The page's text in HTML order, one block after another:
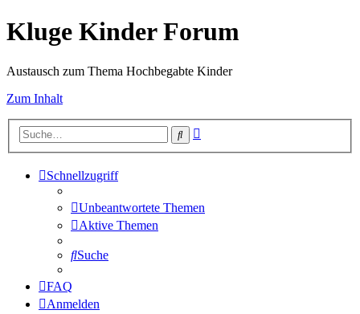
Kluge Kinder Forum
Austausch zum Thema Hochbegabte Kinder
Zum Inhalt
Suche
Schnellzugriff
Unbeantwortete Themen
Aktive Themen
Suche
FAQ
Anmelden